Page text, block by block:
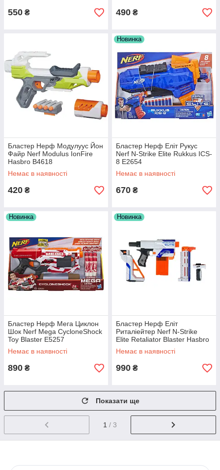
550 ₴ 490 ₴
Бластер Нерф Модулуус Йон
Файр Nerf Modulus IonFire
Hasbro B4618
Немає в наявності
420 ₴
Новинка
Бластер Нерф Еліт Рукус
Nerf N-Strike Elite Rukkus ICS-
8 E2654
Немає в наявності
670 ₴
Новинка
Бластер Нерф Мега Циклон
Шок Nerf Mega CycloneShock
Toy Blaster E5257
Немає в наявності
890 ₴
Новинка
Бластер Нерф Еліт
Риталіейтер Nerf N-Strike
Elite Retaliator Blaster Hasbro
98696
Немає в наявності
990 ₴
Показати ще
1 / 3